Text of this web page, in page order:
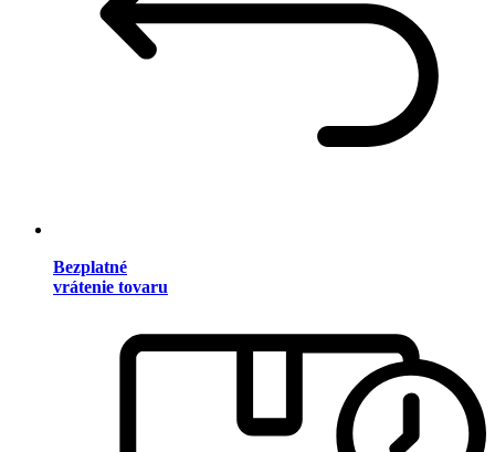
Bezplatné
vrátenie tovaru